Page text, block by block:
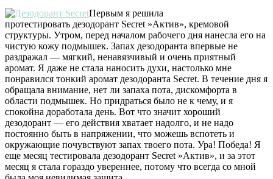
Первым я решила
протестировать дезодорант Secret »Актив», кремовой
структуры. Утром, перед началом рабочего дня нанесла его на
чистую кожу подмышек. Запах дезодоранта впервые не
раздражал — мягкий, ненавязчивый и очень приятный
аромат. Я даже не стала наносить духи, настолько мне
понравился тонкий аромат дезодоранта Secret. В течение дня я
обращала внимание, нет ли запаха пота, дискомфорта в
области подмышек. Но придраться было не к чему, и я
спокойна доработала день. Вот что значит хороший
дезодорант — его действия хватает надолго, и не надо
постоянно быть в напряжении, что можешь вспотеть и
окружающие почувствуют запах твоего пота. Ура! Победа! Я
еще месяц тестировала дезодорант Secret »Актив», и за этот
месяц я стала гораздо увереннее, потому что всегда со мной